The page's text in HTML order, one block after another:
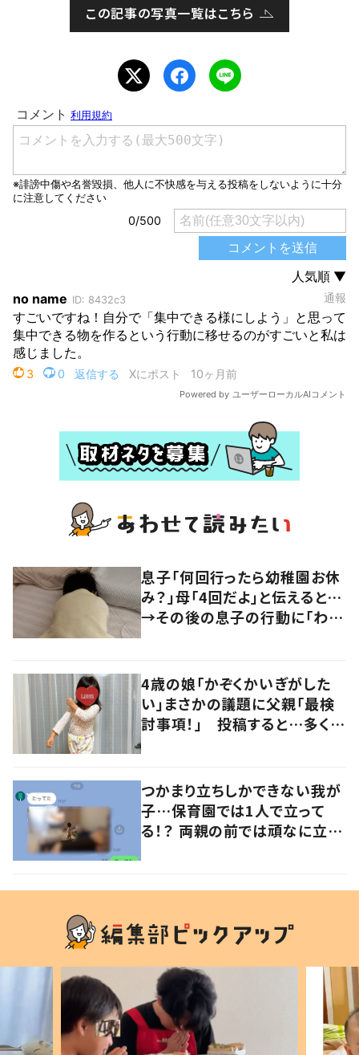
この記事の写真一覧はこちら
息子「何回行ったら幼稚園お休
み？」母「4回だよ」と伝えると…
→その後の息子の行動に「わか
4歳の娘「かぞくかいぎがした
い」まさかの議題に父親「最検
討事項！」 投稿すると…多くの
つかまり立ちしかできない我が
子…保育園では1人で立って
る！？ 両親の前では頑なに立た